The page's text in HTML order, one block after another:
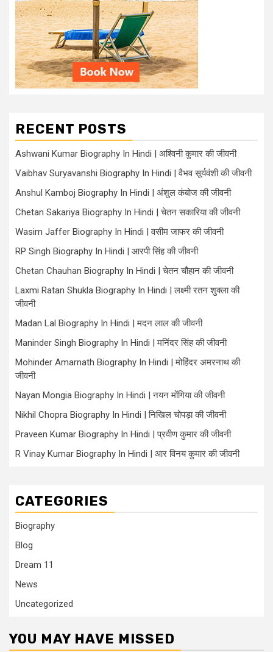
RECENT POSTS
Ashwani Kumar Biography In Hindi | अश्विनी कुमार की जीवनी
Vaibhav Suryavanshi Biography In Hindi | वैभव सूर्यवंशी की जीवनी
Anshul Kamboj Biography In Hindi | अंशुल कंबोज की जीवनी
Chetan Sakariya Biography In Hindi | चेतन सकारिया की जीवनी
Wasim Jaffer Biography In Hindi | वसीम जाफर की जीवनी
RP Singh Biography In Hindi | आरपी सिंह की जीवनी
Chetan Chauhan Biography In Hindi | चेतन चौहान की जीवनी
Laxmi Ratan Shukla Biography In Hindi | लक्ष्मी रतन शुक्ला की
जीवनी
Madan Lal Biography In Hindi | मदन लाल की जीवनी
Maninder Singh Biography In Hindi | मनिंदर सिंह की जीवनी
Mohinder Amarnath Biography In Hindi | मोहिंदर अमरनाथ की
जीवनी
Nayan Mongia Biography In Hindi | नयन मोंगिया की जीवनी
Nikhil Chopra Biography In Hindi | निखिल चोपड़ा की जीवनी
Praveen Kumar Biography In Hindi | प्रवीण कुमार की जीवनी
R Vinay Kumar Biography In Hindi | आर विनय कुमार की जीवनी
CATEGORIES
Biography
Blog
Dream 11
News
Uncategorized
YOU MAY HAVE MISSED